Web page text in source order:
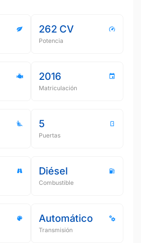
262 CV
Potencia
2016
Matriculación
5
Puertas
Diésel
Combustible
Automático
Transmisión